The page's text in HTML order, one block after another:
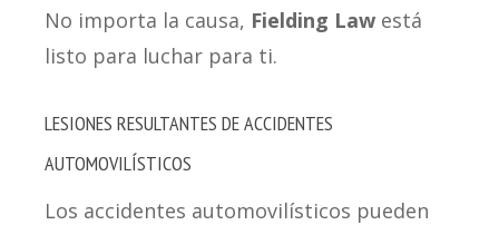
No importa la causa, Fielding Law está
listo para luchar para ti.
LESIONES RESULTANTES DE ACCIDENTES
AUTOMOVILÍSTICOS
Los accidentes automovilísticos pueden